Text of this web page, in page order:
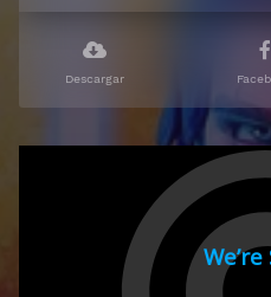
Descargar